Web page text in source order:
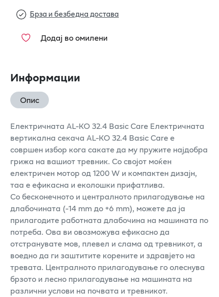
Брза и безбедна достава
Додај во омилени
Информации
Опис
Електричната AL-KO 32.4 Basic Care Електричната
вертикална секачa AL-KO 32.4 Basic Care е
совршен избор кога сакате да му пружите најдобра
грижа на вашиот тревник. Со својот моќен
електричен мотор од 1200 W и компактен дизајн,
таа е ефикасна и еколошки прифатлива.
Со бесконечното и централното прилагодување на
длабочината (-14 mm до +6 mm), можете да ја
прилагодите работната длабочина на машината по
потреба. Ова ви овозможува ефикасно да
отстранувате мов, плевел и слама од тревникот, а
воедно да ги заштитите корените и здравјето на
тревата. Централното прилагодување го олеснува
брзото и лесно прилагодување на машината на
различни услови на почвата и тревникот.